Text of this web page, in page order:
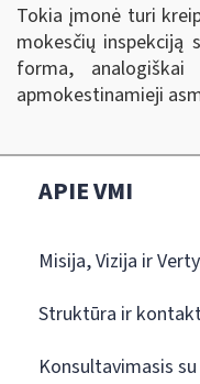
Tokia įmonė turi
mokesčių inspekciją
forma,
apmokestinamieji
APIE VMI
Misija, Vizija ir
Struktūra ir
Konsultavimasis